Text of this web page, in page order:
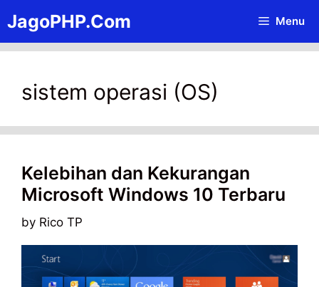
to
content
JagoPHP.Com Menu
sistem operasi (OS)
Kelebihan dan Kekurangan
Microsoft Windows 10 Terbaru
by Rico TP